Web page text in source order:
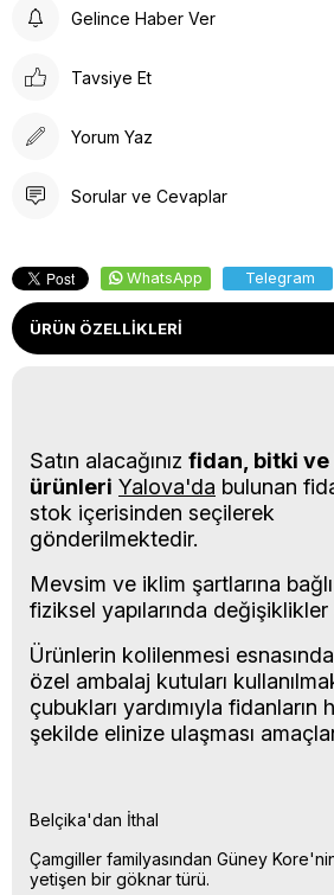
Gelince Haber Ver
Tavsiye Et
Yorum Yaz
Sorular ve Cevaplar
WhatsApp Telegram
ÜRÜN ÖZELLIKLERI
Satın alacağınız fidan, bitki ve
ürünleri Yalova'da bulunan
stok içerisinden seçilerek
Mevsim ve iklim şartlarına
fiziksel yapılarında
Ürünlerin kolilenmesi
özel ambalaj kutuları
çubukları yardımıyla fidanların
şekilde elinize ulaşması
Belçika'dan İthal
Çamgiller familyasından Güney
yetişen bir göknar türü.